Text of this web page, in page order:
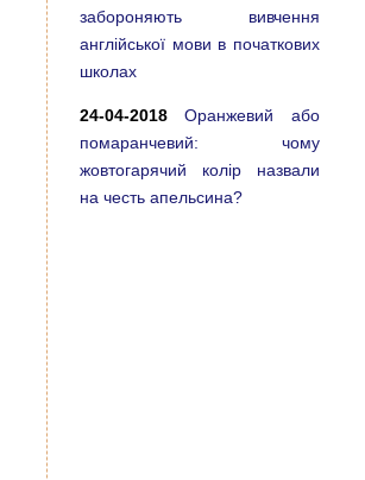
забороняють вивчення
англійської мови в початкових
школах
24-04-2018Оранжевий або
помаранчевий: чому
жовтогарячий колір назвали
на честь апельсина?